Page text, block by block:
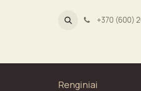
+370 (600)
Renginiai